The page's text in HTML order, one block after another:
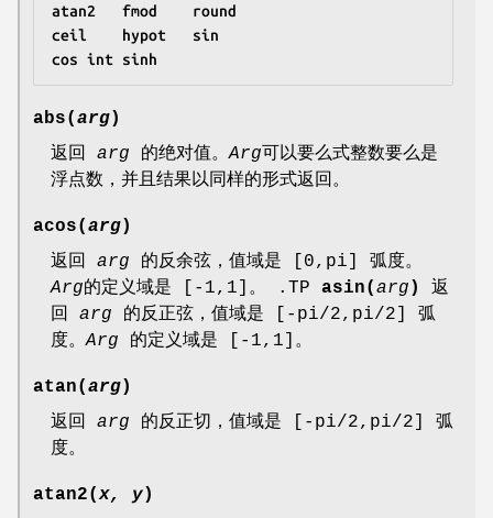
atan2
fmod
round
ceil
hypot
sin
cos int sinh
abs(arg)
返回 arg 的绝对值。Arg可以要么式整数要么是
浮点数，并且结果以同样的形式返回。
acos(arg)
返回 arg 的反余弦，值域是 [0,pi] 弧度。
Arg的定义域是 [-1,1]。 .TP asin(arg )
返
回 arg 的反正弦，值域是 [-pi/2,pi/2] 弧
度。Arg 的定义域是 [-1,1]。
atan(arg)
返回 arg 的反正切，值域是 [-pi/2,pi/2] 弧
度。
atan2(x, y)